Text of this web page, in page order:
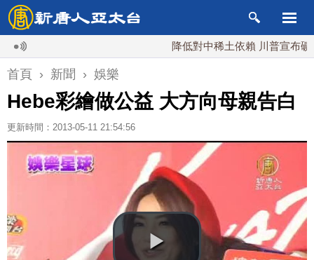
降低對中稀土依賴 川普宣布礦業投資
首頁 › 新聞 › 娛樂
Hebe彩繪做公益 大方向母親告白
更新時間：2013-05-11 21:54:56